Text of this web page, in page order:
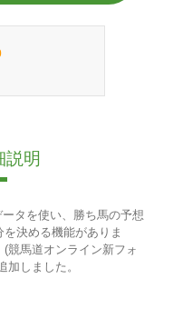
説明
タを使い、勝ち馬の予想
決める機能がありま
競馬道オンライン新フォ
しました。